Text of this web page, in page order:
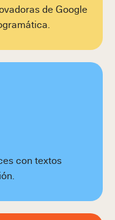
de Google
con textos